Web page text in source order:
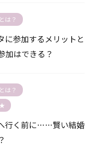
は？
に参加するメリットと
加はできる？
は？
行く前に……賢い結婚